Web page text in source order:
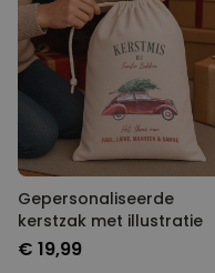
Gepersonaliseerde
kerstzak met illustratie
€ 19,99